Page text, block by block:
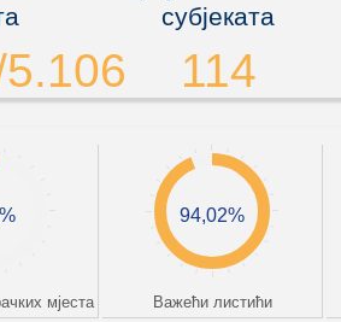
субјеката
114
мјеста
94,02%
Bажећи листићи